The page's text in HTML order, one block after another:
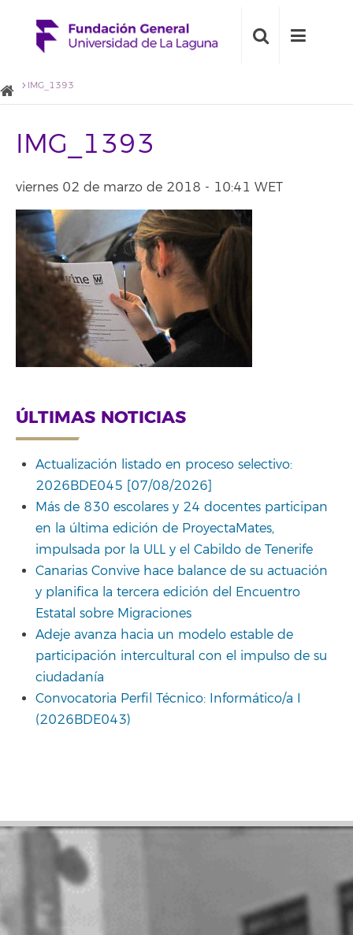
IMG_1393
IMG_1393
viernes 02 de marzo de 2018 - 10:41 WET
ÚLTIMAS NOTICIAS
Actualización listado en proceso selectivo:
2026BDE045 [07/08/2026]
Más de 830 escolares y 24 docentes participan
en la última edición de ProyectaMates,
impulsada por la ULL y el Cabildo de Tenerife
Canarias Convive hace balance de su actuación
y planifica la tercera edición del Encuentro
Estatal sobre Migraciones
Adeje avanza hacia un modelo estable de
participación intercultural con el impulso de su
ciudadanía
Convocatoria Perfil Técnico: Informático/a I
(2026BDE043)